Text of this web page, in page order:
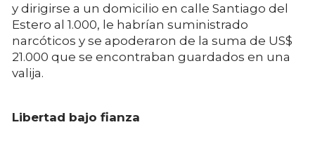
y dirigirse a un domicilio en calle Santiago del
Estero al 1.000, le habrían suministrado
narcóticos y se apoderaron de la suma de US$
21.000 que se encontraban guardados en una
valija.
Libertad bajo fianza